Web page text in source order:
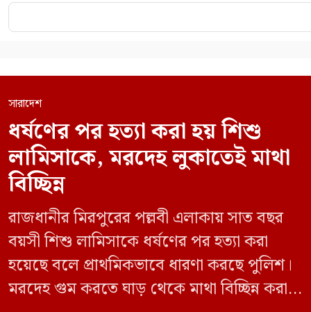
সারাদেশ
ধর্ষণের পর হত্যা করা হয় শিশু
লামিসাকে, মরদেহ লুকাতেই মাথা
বিচ্ছিন্ন
রাজধানীর মিরপুরের পল্লবী এলাকায় সাত বছর
বয়সী শিশু লামিসাকে ধর্ষণের পর হত্যা করা
হয়েছে বলে প্রাথমিকভাবে ধারণা করছে পুলিশ।
মরদেহ গুম করতে ঘাড় থেকে মাথা বিচ্ছিন্ন করা